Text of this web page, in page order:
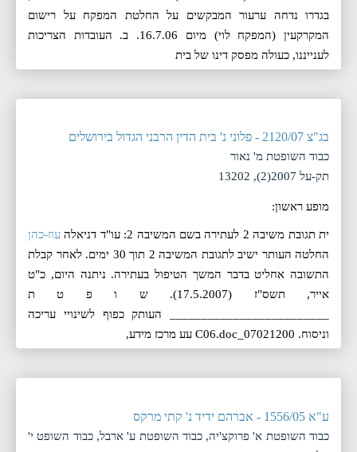
בגדרו נדחה ערעור המבקשים על החלטת המפקח על רישום
המקרקעין (המפקח לוי) מיום 16.7.06. ב. העובדות הצריכות
לענייננו, כעולה מפסק דינו של בית
בג"צ 2120/07 - פלוני נ' בית הדין הרבני הגדול בירושלים
כבוד השופטת מ' נאור
תק-על 2007(2), 13202
מופע ראשון:
ית תגובת משיבה 2 לעתירה בשם המשיבה 2: עו"ד דניאלה
עוז-כהן
החלטה העותר ישיב לתגובת המשיבה 2 תוך 30 ימים. לאחר קבלת
התשובה אחליט בדבר המשך הטיפול בעתירה. ניתנה היום, ‏‏‏‏כ"ט
אייר, תשס"ז (17.5.2007). ש ו פ ט ת
_________________________ העותק כפוף לשינויי עריכה
וניסוח. 07021200_C06.doc עע מרכז מידע,
ע"א 1556/05 - אברהם ידיד נ' קתי מרקס
כבוד השופטת א' פרוקצ'יה, כבוד השופטת ע' ארבל, כבוד השופט י'